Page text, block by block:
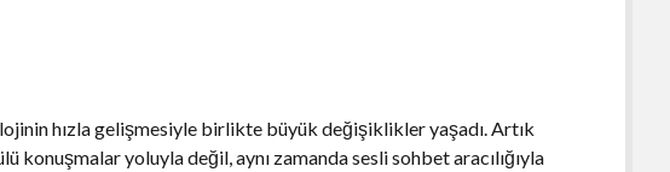
hızla gelişmesiyle birlikte büyük değişiklikler yaşadı. Artık
konuşmalar yoluyla değil, aynı zamanda sesli sohbet aracılığıyla